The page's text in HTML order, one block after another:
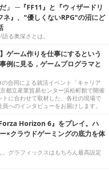
」 ─『FF11』と『ウィザードリ
ネ』、"優しくないRPG"の沼にど
る奥深さとは。
ゲーム作りを仕事にするという
例に見る，ゲームプログラマと
合同による就活イベント「キャリア
都立産業貿易センター浜松町館で開催
に合わせて取材した、各社の現場で
へのインタビューをお届けします。
Horizon 6』をプレイ。ハ
×クラウドゲーミングの底力を体
グラフィックスはもちろん最高設定